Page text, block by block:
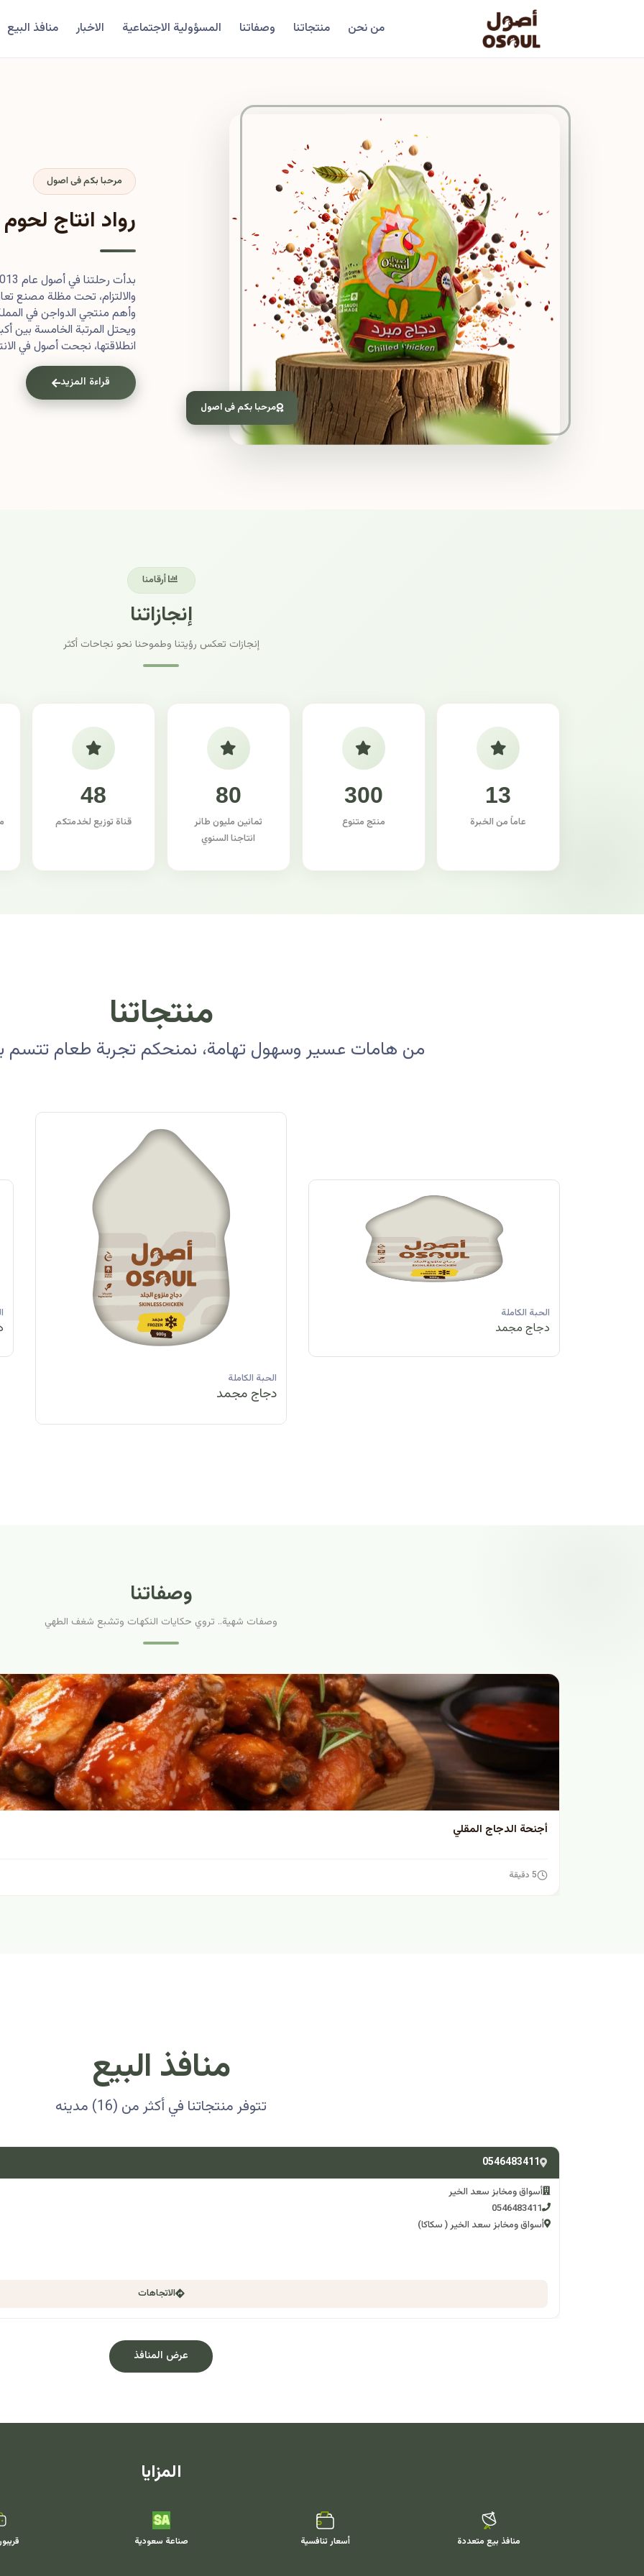
من نحن منتجاتنا وصفاتنا المسؤولية الاجتماعية الاخبار منافذ البيع
مرحبا بكم فى اصول
مرحبا بكم فى اصول
رواد انتاج
والالتزام، تحت مظلة مصنع
وأهم منتجي الدواجن في
ويحتل المرتبة الخامسة
انطلاقتها، نجحت أصول في
قراءة المزيد
أرقامنا
إنجازاتنا
إنجازات تعكس رؤيتنا وطموحنا نحو نجاحات أكثر
13
عاماً من الخبرة
300
منتج متنوع
80
ثمانين مليون طائر
انتاجنا السنوي
48
قناة توزيع لخدمتكم
منتجاتنا
من هامات عسير وسهول تهامة، نمنحكم تجربة طعام تتسم
الحبة الكاملة
دجاج مجمد
الحبة الكاملة
دجاج مجمد
وصفاتنا
وصفات شهية.. تروي حكايات النكهات وتشبع شغف الطهي
أجنحة الدجاج المقلي
5 دقيقة
منافذ البيع
تتوفر منتجاتنا في أكثر من (16) مدينه
0546483411
أسواق ومخابز سعد الخير
0546483411
أسواق ومخابز سعد الخير ( سكاكا)
الاتجاهات
عرض المنافذ
المزايا
منافذ بيع متعددة أسعار تنافسية صناعة سعودية